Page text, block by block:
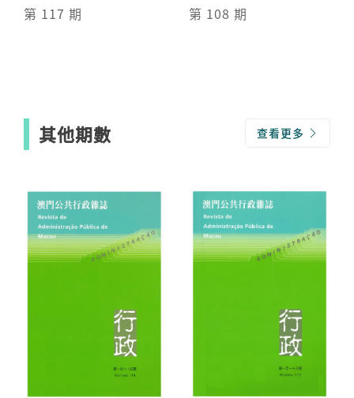
第 117 期
第 108 期
其他期數 查看更多